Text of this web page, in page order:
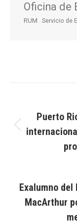
Oficina de
RUM Servicio de
Puerto
Exalumno
MacArthur